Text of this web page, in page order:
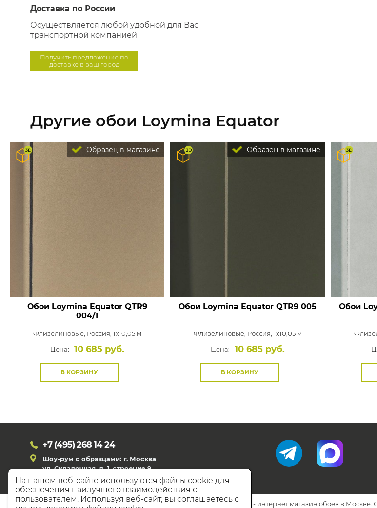
Доставка по России
Осуществляется любой удобной для Вас
транспортной компанией
Получить предложение по
доставке в ваш город
Другие обои Loymina Equator
Образец в магазине
Обои Loymina EquatorQTR9
004/1
Флизелиновые, Россия, 1x10,05 м
Цена:
10 685 руб.
В КОРЗИНУ
Образец в магазине
Обои Loymina Equator QTR9 005
Флизелиновые, Россия, 1x10,05 м
Цена:
10 685 руб.
В КОРЗИНУ
Обои
+7 (495)268 14 24
Шоу-рум с образцами: г. Москва
ул. Складочная, д. 1, строение 9
© 2026 Walls.ru - интернет магазин обоев в Москве.
На нашем веб-сайте используются файлы cookie для
обеспечения наилучшего взаимодействия с
пользователем. Используя веб-сайт, вы соглашаетесь с